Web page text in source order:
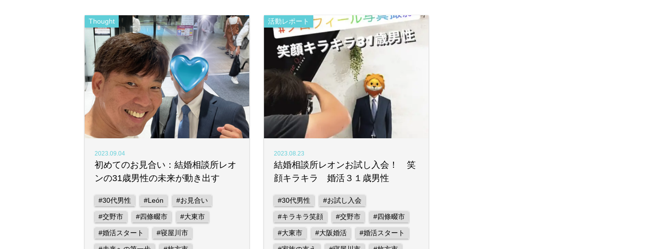
2023.09.04
Thought
初めてのお見合い：結婚相談所レオ
ンの31歳男性の未来が動き出す
#30代男性 #León #お見合い
#交野市 #四條畷市 #大東市
#婚活スタート #寝屋川市
2023.08.23
活動レポート
結婚相談所レオンお試し入会！ 笑
顔キラキラ 婚活３１歳男性
#30代男性 #お試し入会
#キラキラ笑顔 #交野市 #四條畷市
#大東市 #大阪婚活 #婚活スタート